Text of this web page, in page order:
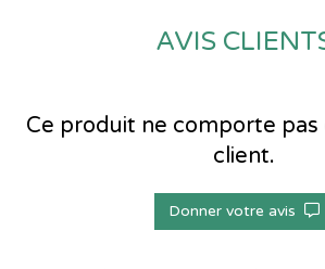
AVIS
Ce produit ne comporte pas
client.
Donner votre avis